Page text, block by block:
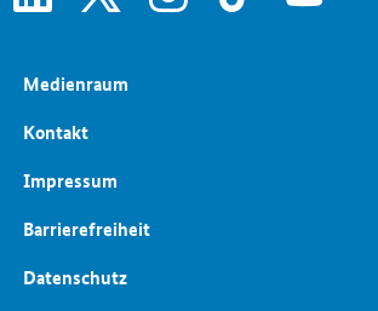
Medienraum
Kontakt
Impressum
Barrierefreiheit
Datenschutz